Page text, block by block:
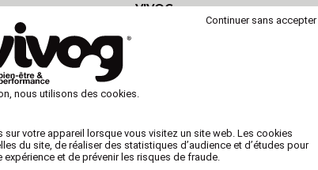
VIVOG
Distributeur de croquettes - Rouge
Continuer sans accepter
nous utilisons des cookies.
votre appareil lorsque vous visitez un site web. Les cookies
du site, de réaliser des statistiques d’audience et d’études pour
et de prévenir les risques de fraude.